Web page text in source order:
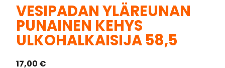
VESIPADAN YLÄREUNAN
PUNAINEN KEHYS
ULKOHALKAISIJA 58,5
17,00 €